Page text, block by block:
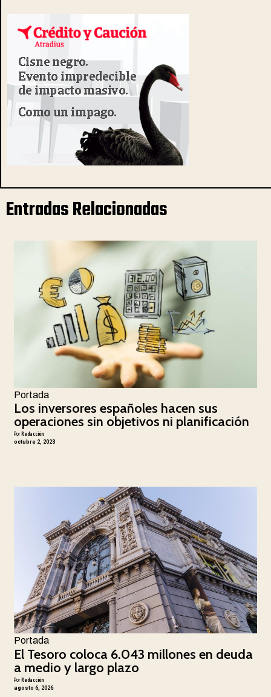
Entradas Relacionadas
Portada
Los inversores españoles hacen sus
operaciones sin objetivos ni planificación
PorRedacción
octubre 2, 2023
Portada
El Tesoro coloca 6.043 millones en deuda
a medio y largo plazo
PorRedacción
agosto 6, 2026